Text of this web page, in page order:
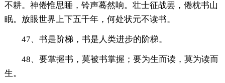
不耕。神倦惟思睡，铃声蓦然响。壮士征战罢，倦枕书山
眠。放眼世界上下五千年，何处状元不读书。
47、书是阶梯，书是人类进步的阶梯。
48、要掌握书，莫被书掌握；要为生而读，莫为读而
生。